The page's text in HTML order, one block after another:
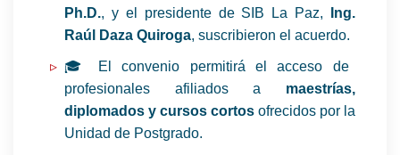
Ph.D., y el presidente de SIB La Paz,
Ing.
Raúl Daza Quiroga, suscribieron el acuerdo.
🎓 El convenio permitirá el acceso de
profesionales afiliados a maestrías,
diplomados y cursos cortos ofrecidos por la
Unidad de Postgrado.